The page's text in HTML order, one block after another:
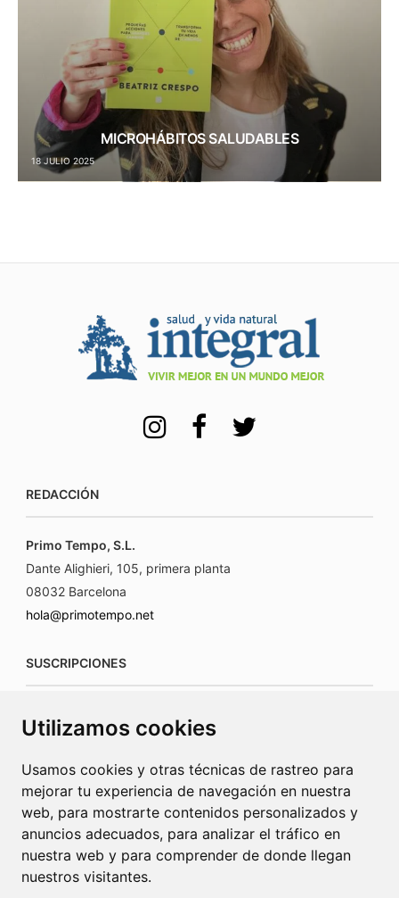
Utilizamos cookies
Usamos cookies y otras técnicas de rastreo para
mejorar tu experiencia de navegación en nuestra
web, para mostrarte contenidos personalizados y
anuncios adecuados, para analizar el tráfico en
nuestra web y para comprender de donde llegan
nuestros visitantes.
MICROHÁBITOS SALUDABLES
18 JULIO 2025
REDACCIÓN
Primo Tempo, S.L.
Dante Alighieri, 105, primera planta
08032 Barcelona
hola@primotempo.net
SUSCRIPCIONES
www.connecorrevistas.com
PUBLICIDAD